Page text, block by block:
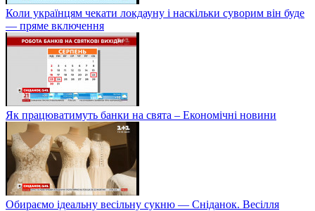
Коли українцям чекати локдауну і наскільки суворим він буде
— пряме включення
Як працюватимуть банки на свята – Економічні новини
Обираємо ідеальну весільну сукню — Сніданок. Весілля